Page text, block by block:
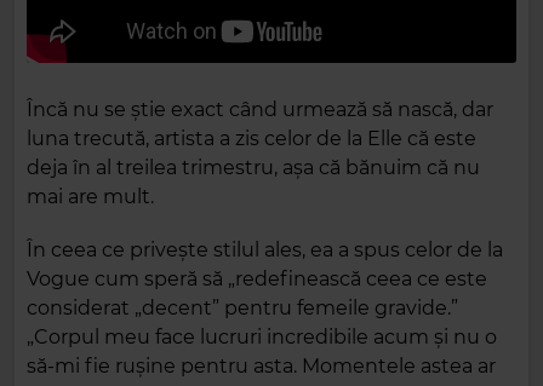
Încă nu se știe exact când urmează să nască, dar
luna trecută, artista a zis celor de la Elle că este
deja în al treilea trimestru, așa că bănuim că nu
mai are mult.
În ceea ce privește stilul ales, ea a spus celor de la
Vogue cum speră să „redefinească ceea ce este
considerat „decent” pentru femeile gravide.”
„Corpul meu face lucruri incredibile acum și nu o
să-mi fie rușine pentru asta. Momentele astea ar